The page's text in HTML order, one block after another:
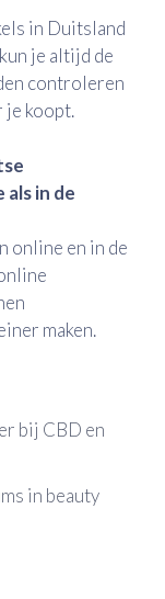
in Duitsland
je altijd de
controleren
je koopt.
in de
online en in de
maken.
bij CBD en
in beauty